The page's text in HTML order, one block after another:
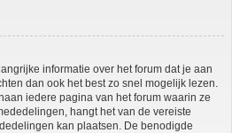
informatie over het forum dat je aan
dan ook het best zo snel mogelijk lezen.
iedere pagina van het forum waarin ze
hangt het van de vereiste
kan plaatsen. De benodigde